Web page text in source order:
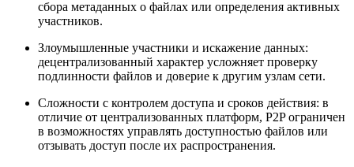
сбора метаданных о файлах или определения активных
участников.
Злоумышленные участники и искажение данных:
децентрализованный характер усложняет проверку
подлинности файлов и доверие к другим узлам сети.
Сложности с контролем доступа и сроков действия: в
отличие от централизованных платформ, P2P ограничен
в возможностях управлять доступностью файлов или
отзывать доступ после их распространения.